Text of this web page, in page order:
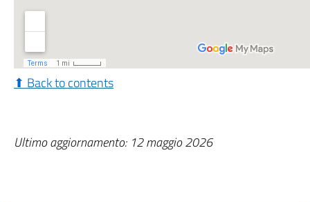
⬆ Back to contents
Ultimo aggiornamento: 12 maggio 2026